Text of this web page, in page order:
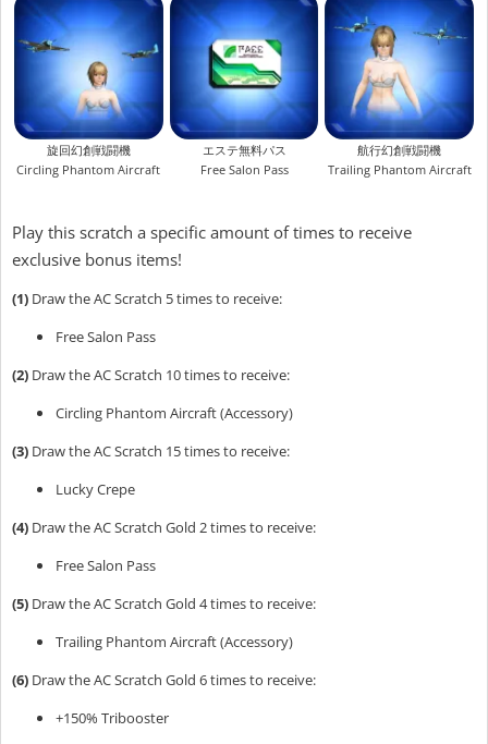
旋回幻創戦闘機
Circling Phantom Aircraft
エステ無料パス
Free Salon Pass
航行幻創戦闘機
Trailing Phantom Aircraft
Play this scratch a specific amount of times to receive
exclusive bonus items!
(1) Draw the AC Scratch 5 times to receive:
Free Salon Pass
(2) Draw the AC Scratch 10 times to receive:
Circling Phantom Aircraft (Accessory)
(3) Draw the AC Scratch 15 times to receive:
Lucky Crepe
(4) Draw the AC Scratch Gold 2 times to receive:
Free Salon Pass
(5) Draw the AC Scratch Gold 4 times to receive:
Trailing Phantom Aircraft (Accessory)
(6) Draw the AC Scratch Gold 6 times to receive:
+150% Tribooster